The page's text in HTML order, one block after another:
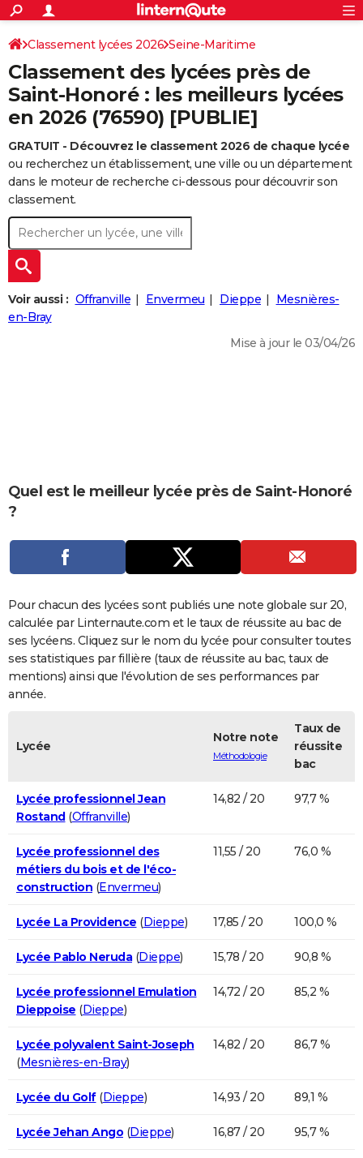
ACTUALITÉS
Politique
Société
Faits Divers
Education
Monde
Villes
+
SPORT
Coupe du monde 2026
Football
Tennis
Cyclisme
Rugby
Forum
CULTURE
Programme TV
TNT
Streaming
Cinéma
Sorties cinéma
Musique
+
FINANCE
Retraite
Impôts
Epargne
Immobilier
Risques naturels par ville
Banque
Assurance
Crédit
AUTO
Essais
Réserver un essai
Citadines
Berlines
SUV
Forum auto
+
HIGH-TECH
BRICOLAGE
Forum
Aménagement intérieur
Extérieur
Cuisine
Salle de bains
Jardinage
Rangement
+WEEK-END
Guides de France
Escapades
Patrimoine
Expositions
Musées
Week-end nature
+
LIFESTYLE
Art de vivre
Bien-être
Loisirs
Mode
Modes de vie
+SANTE
Carte de Noël
Carte Bonne année
Carte Saint-Valentin
Carte Pâques
Carte d'anniversaire
DICTIONNAIRE
Dictionnaire
Biographies
Citations
Expressions
Proverbes
PROGRAMME TV
S'inscrire
Se connecter
Lycées
Collèges
Primaires
Universités
Entreprises
Service militaire
Avis de recherche
AVIS DE DÉCÈS
FORUM
Bricolage
Lifestyle
Culture
Sport
Auto
Television
Voyage
Cinema
S'inscrire
Connexion
Classement lycées 2026 Seine-Maritime
Classement des lycées près de
Saint-Honoré : les meilleurs lycées
en 2026 (76590) [PUBLIE]
GRATUIT - Découvrez le classement 2026 de chaque lycée
ou recherchez un établissement, une ville ou un département
dans le moteur de recherche ci-dessous pour découvrir son
classement.
Voir aussi : Offranville Envermeu Dieppe
Mesnières-
en-Bray
Mise à jour le 03/04/26
Quel est le meilleur lycée près de Saint-Honoré
?
Pour chacun des lycées sont publiés une note globale sur 20,
calculée par Linternaute.com et le taux de réussite au bac de
ses lycéens. Cliquez sur le nom du lycée pour consulter toutes
ses statistiques par fillière (taux de réussite au bac, taux de
mentions) ainsi que l'évolution de ses performances par
année.
Lycée
Notre note
Méthodologie
Taux de
réussite
bac
Lycée professionnel Jean
Rostand(Offranville)
14,82 / 20 97,7 %
Lycée professionnel des
métiers du bois et de l'éco-
construction (Envermeu)
11,55 / 20 76,0 %
Lycée La Providence (Dieppe) 17,85 / 20 100,0 %
Lycée Pablo Neruda(Dieppe) 15,78 / 20 90,8 %
Lycée professionnel Emulation
Dieppoise (Dieppe)
14,72 / 20 85,2 %
Lycée polyvalent Saint-Joseph
(Mesnières-en-Bray)
14,82 / 20 86,7 %
Lycée du Golf(Dieppe) 14,93 / 20 89,1 %
Lycée Jehan Ango (Dieppe) 16,87 / 20 95,7 %